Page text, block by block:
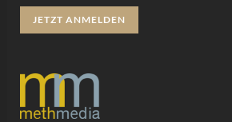
JETZT ANMELDEN